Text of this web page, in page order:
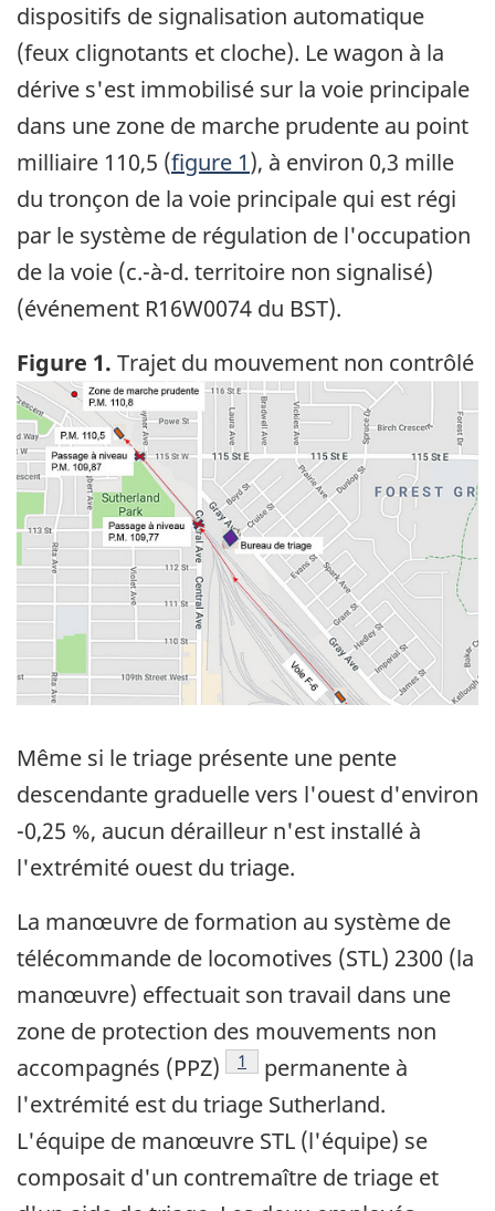
dispositifs de signalisation automatique
(feux clignotants et cloche). Le wagon à la
dérive s'est immobilisé sur la voie principale
dans une zone de marche prudente au point
milliaire 110,5 (figure 1), à environ 0,3 mille
du tronçon de la voie principale qui est régi
par le système de régulation de l'occupation
de la voie (c.-à-d. territoire non signalisé)
(événement R16W0074 du BST).
Figure 1. Trajet du mouvement non contrôlé
Image
Même si le triage présente une pente
descendante graduelle vers l'ouest d'environ
-0,25 %, aucun dérailleur n'est installé à
l'extrémité ouest du triage.
La manœuvre de formation au système de
télécommande de locomotives (STL) 2300 (la
manœuvre) effectuait son travail dans une
zone de protection des mouvements non
accompagnés (PPZ)
Note de bas de page
1
permanente à
l'extrémité est du triage Sutherland.
L'équipe de manœuvre STL (l'équipe) se
composait d'un contremaître de triage et